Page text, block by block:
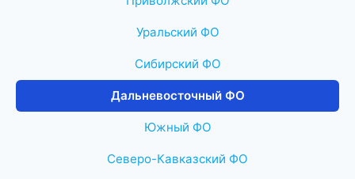
Уральский ФО
Сибирский ФО
Дальневосточный ФО
Южный ФО
Северо-Кавказский ФО